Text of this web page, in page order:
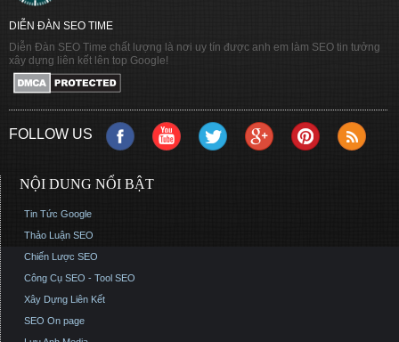
DIỄN ĐÀN SEO TIME
Diễn Đàn SEO Time chất lượng là nơi uy tín được anh em làm SEO tin tưởng
xây dựng liên kết lên top Google!
FOLLOW US
NỘI DUNG NỔI BẬT
Tin Tức Google
Thảo Luận SEO
Chiến Lược SEO
Công Cụ SEO - Tool SEO
Xây Dựng Liên Kết
SEO On page